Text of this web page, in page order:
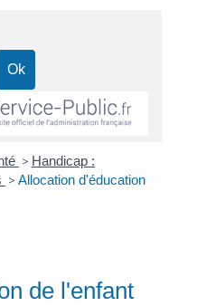
> Handicap :
> Allocation d'éducation
de l'enfant